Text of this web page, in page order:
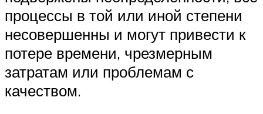
процессы в той или иной степени
несовершенны и могут привести к
потере времени, чрезмерным
затратам или проблемам с
качеством.